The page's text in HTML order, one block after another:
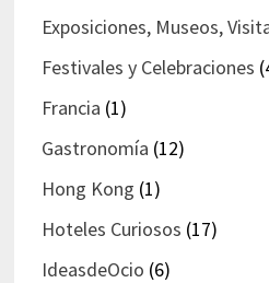
Exposiciones, Museos,
Festivales y Celebraciones
Francia (1)
Gastronomía (12)
Hong Kong (1)
Hoteles Curiosos (17)
IdeasdeOcio (6)